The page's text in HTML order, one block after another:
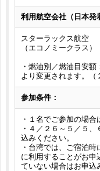
利用航空会社（日本発
スターラックス航空
（エコノミークラス）
・燃油別／燃油目安
より変更されます。（
参加条件：
・１名でご参加の場合
・４／２６～５／５
込みください。
・台湾では、ご宿泊
に利用することがお申
ていない場合はお申込